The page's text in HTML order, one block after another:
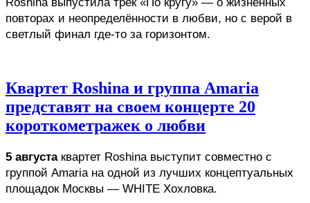
повторах и неопределённости в любви, но с верой в
светлый финал где-то за горизонтом.
Квартет Roshina и группа Amaria
представят на своем концерте 20
короткометражек о любви
5 августа квартет Roshina выступит совместно с
группой Amaria на одной из лучших концептуальных
площадок Москвы — WHITE Хохловка.